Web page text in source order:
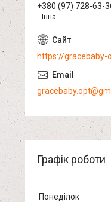
+380 (97) 728-63-
Інна
https://gracebaby-
Графік роботи
Понеділок